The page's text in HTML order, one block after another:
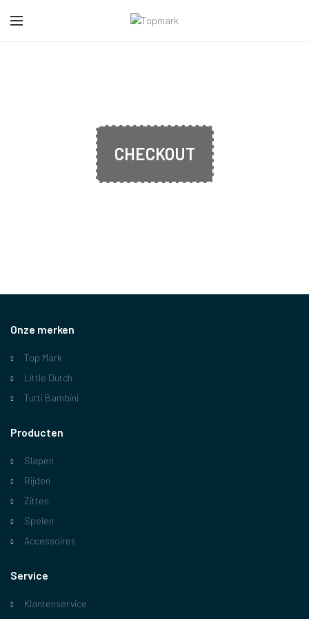
CHECKOUT
Onze merken
Top Mark
Little Dutch
Tutti Bambini
Producten
Slapen
Rijden
Zitten
Spelen
Accessoires
Service
Klantenservice